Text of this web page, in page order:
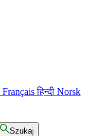
Françaisहिन्दी Norsk
Szukaj